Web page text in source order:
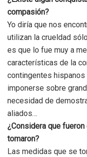
compasión?
Yo diría que nos
utilizan la crueldad
es que lo fue muy a
características de la
contingentes
imponerse sobre
necesidad de
aliados…
¿Considera que
tomaron?
Las medidas que se